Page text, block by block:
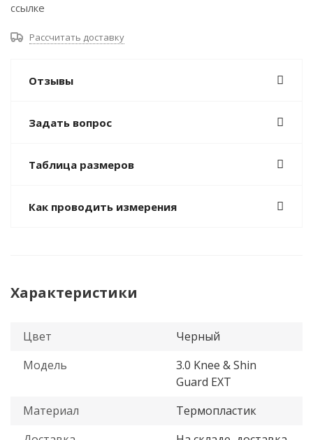
ссылке
Рассчитать доставку
Отзывы
Задать вопрос
Таблица размеров
Как проводить измерения
Характеристики
Цвет
Черный
Модель
3.0 Knee & Shin
Guard EXT
Материал
Термопластик